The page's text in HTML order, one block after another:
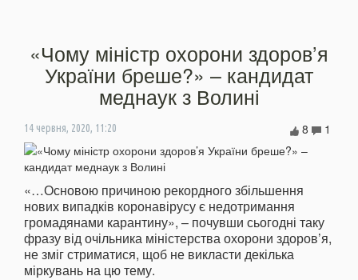
«Чому міністр охорони здоров’я
України бреше?» – кандидат
меднаук з Волині
14 червня, 2020, 11:20 1
8
«…Основою причиною рекордного збільшення
нових випадків коронавірусу є недотримання
громадянами карантину», – почувши сьогодні таку
фразу від очільника міністерства охорони здоров’я,
не зміг стриматися, щоб не викласти декілька
міркувань на цю тему.